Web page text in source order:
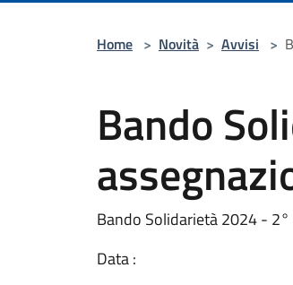
Home > Novità > Avvisi >
Bando
Bando Solidarietà 2024 -
Data :